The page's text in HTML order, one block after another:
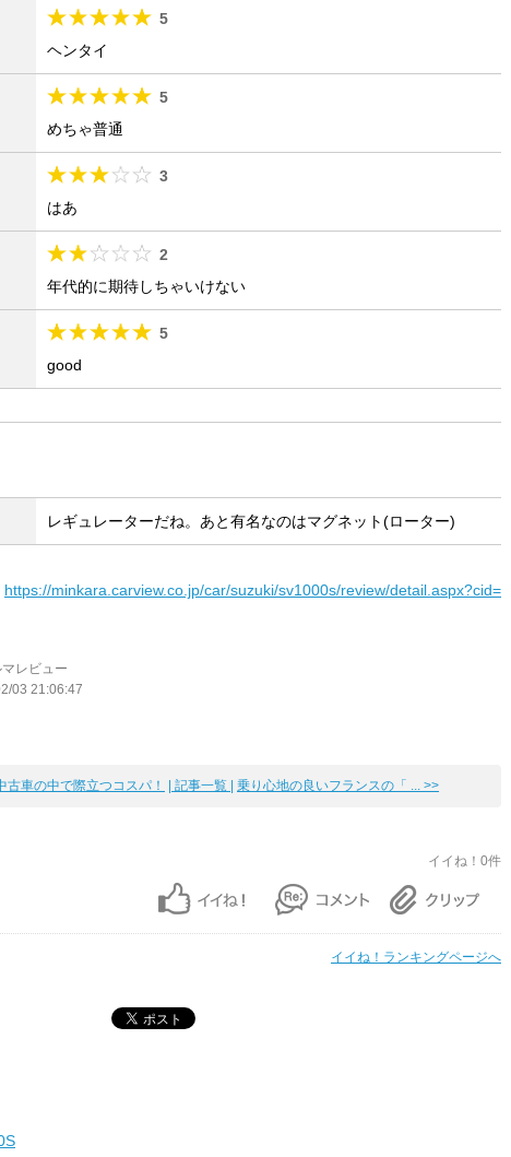
5
ヘンタイ
5
めちゃ普通
3
はあ
2
年代的に期待しちゃいけない
5
good
レギュレーターだね。あと有名なのはマグネット(ローター)
https://minkara.carview.co.jp/car/suzuki/sv1000s/review/detail.aspx?cid=
マレビュー
03 21:06:47
車の中で際立つコスパ！ | 記事一覧 | 乗り心地の良いフランスの「 ... >>
イイね！0件
イイね！ランキングページへ